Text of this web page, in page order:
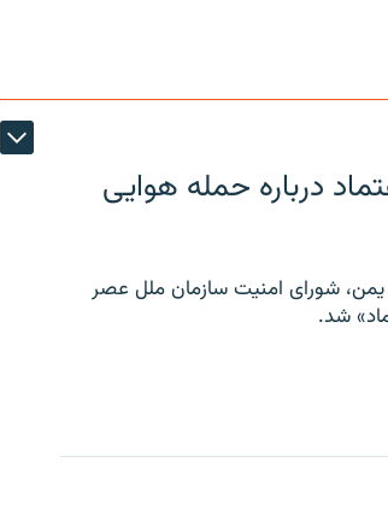
درباره حمله هوایی
شورای امنیت سازمان ملل عصر
شد.